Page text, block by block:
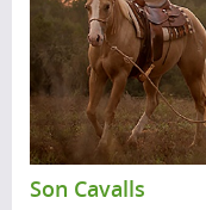
Son Cavalls